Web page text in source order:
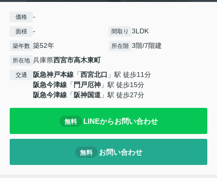
価格 -
面積 - 間取り 3LDK
築年数 築52年 所在階 3階/7階建
所在地 兵庫県西宮市高木東町
交通 阪急神戸本線 「西宮北口 」駅 徒歩11分
阪急今津線 「 門戸厄神 」駅 徒歩15分
阪急今津線 「 阪神国道 」駅 徒歩27分
無料 LINEからお問い合わせ
無料 お問い合わせ